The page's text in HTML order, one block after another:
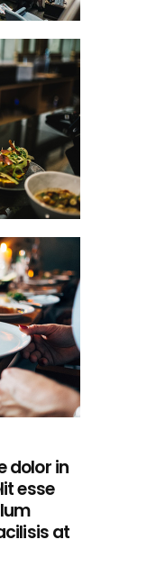
dolor in
esse
at